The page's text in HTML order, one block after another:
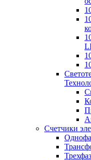
Счетчики